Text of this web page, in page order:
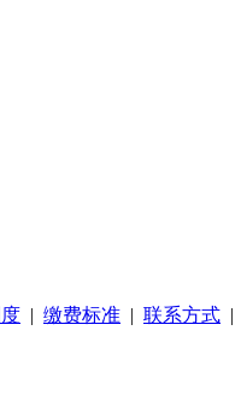
| 缴费标准 | 联系方式 |